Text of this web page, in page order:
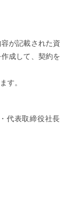
が記載された資
成して、契約を
す。
代表取締役社長